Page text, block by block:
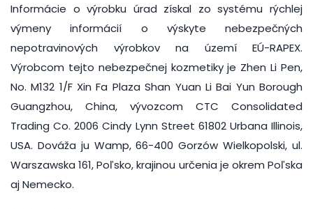
Informácie o výrobku úrad získal zo systému rýchlej
výmeny informácií o výskyte nebezpečných
nepotravinových výrobkov na území EÚ-RAPEX.
Výrobcom tejto nebezpečnej kozmetiky je Zhen Li Pen,
No. M132 1/F Xin Fa Plaza Shan Yuan Li Bai Yun Borough
Guangzhou, China, vývozcom CTC Consolidated
Trading Co. 2006 Cindy Lynn Street 61802 Urbana Illinois,
USA. Dováža ju Wamp, 66-400 Gorzów Wielkopolski, ul.
Warszawska 161, Poľsko, krajinou určenia je okrem Poľska
aj Nemecko.